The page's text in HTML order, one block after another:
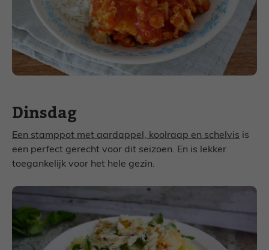
Dinsdag
Een stamppot met aardappel, koolraap en schelvis is
een perfect gerecht voor dit seizoen. En is lekker
toegankelijk voor het hele gezin.